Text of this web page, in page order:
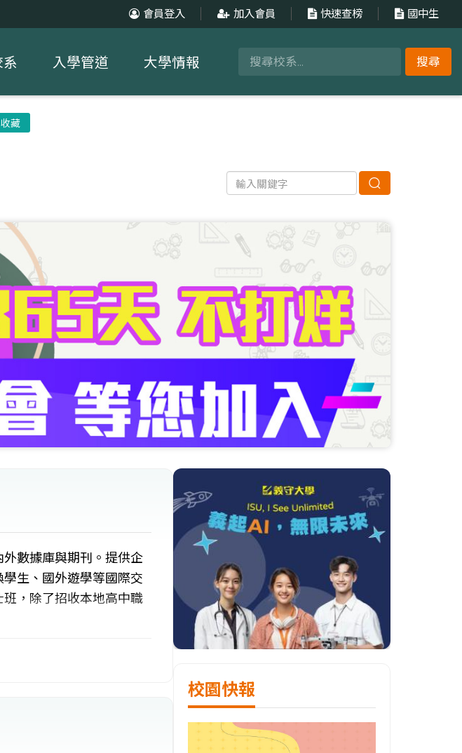
會員登入 加入會員 快速查榜 國中生
搜尋
入學管道 大學情報
收藏
數據庫與期刊。提供企
生、國外遊學等國際交
，除了招收本地高中職
學金、論文發表獎學
校園快報